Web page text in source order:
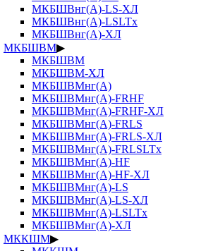
МКБШВнг(А)-LS-ХЛ
МКБШВнг(А)-LSLTx
МКБШВнг(А)-ХЛ
МКБШВМ▶
МКБШВМ
МКБШВМ-ХЛ
МКБШВМнг(А)
МКБШВМнг(А)-FRHF
МКБШВМнг(А)-FRHF-ХЛ
МКБШВМнг(А)-FRLS
МКБШВМнг(А)-FRLS-ХЛ
МКБШВМнг(А)-FRLSLTx
МКБШВМнг(А)-HF
МКБШВМнг(А)-HF-ХЛ
МКБШВМнг(А)-LS
МКБШВМнг(А)-LS-ХЛ
МКБШВМнг(А)-LSLTx
МКБШВМнг(А)-ХЛ
МККШМ▶